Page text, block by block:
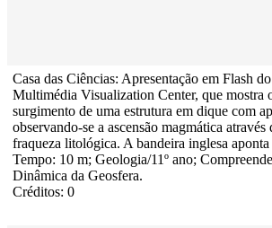
Casa das Ciências: Apresentação em Flash
Multimédia Visualization Center, que mostra
surgimento de uma estrutura em dique com
observando-se a ascensão magmática através
fraqueza litológica. A bandeira inglesa
Tempo: 10 m; Geologia/11º ano;
Dinâmica da Geosfera.
Créditos: 0